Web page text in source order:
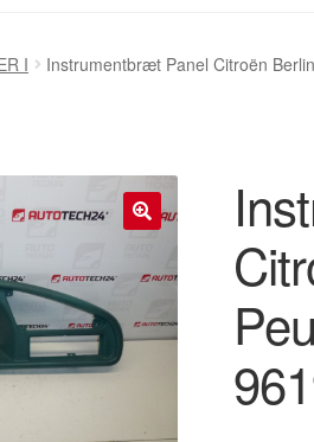
I Instrumentbræt Panel Citroën